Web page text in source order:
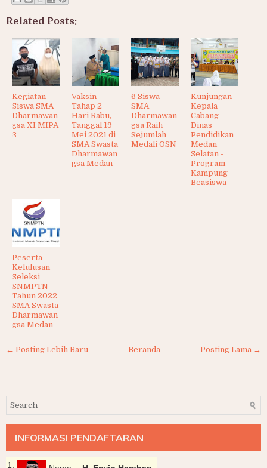
Related Posts:
Kegiatan
Siswa SMA
Dharmawan
gsa XI MIPA
3
Vaksin
Tahap 2
Hari Rabu,
Tanggal 19
Mei 2021 di
SMA Swasta
Dharmawan
gsa Medan
6 Siswa
SMA
Dharmawan
gsa Raih
Sejumlah
Medali OSN
Kunjungan
Kepala
Cabang
Dinas
Pendidikan
Medan
Selatan -
Program
Kampung
Beasiswa
Peserta
Kelulusan
Seleksi
SNMPTN
Tahun 2022
SMA Swasta
Dharmawan
gsa Medan
← Posting Lebih Baru Posting Lama →
Beranda
INFORMASI PENDAFTARAN
1.